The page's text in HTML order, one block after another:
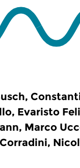
Evaristo
Marco